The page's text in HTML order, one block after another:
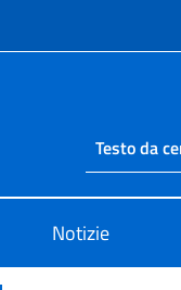
Cerca nel sito
Notizie